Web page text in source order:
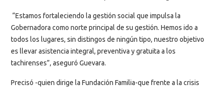
“Estamos fortaleciendo la gestión social que impulsa la
Gobernadora como norte principal de su gestión. Hemos ido a
todos los lugares, sin distingos de ningún tipo, nuestro objetivo
es llevar asistencia integral, preventiva y gratuita a los
tachirenses”, aseguró Guevara.
Precisó -quien dirige la Fundación Familia-que frente a la crisis